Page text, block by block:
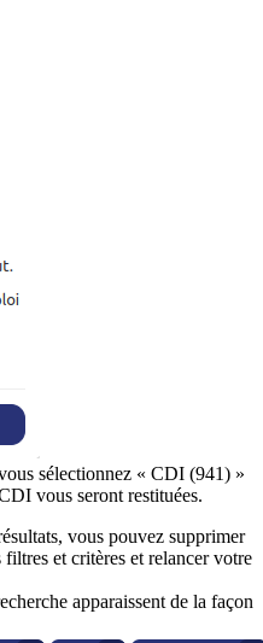
sélectionnez « CDI (941) »
vous seront restituées.
vous pouvez supprimer
et critères et relancer votre
apparaissent de la façon